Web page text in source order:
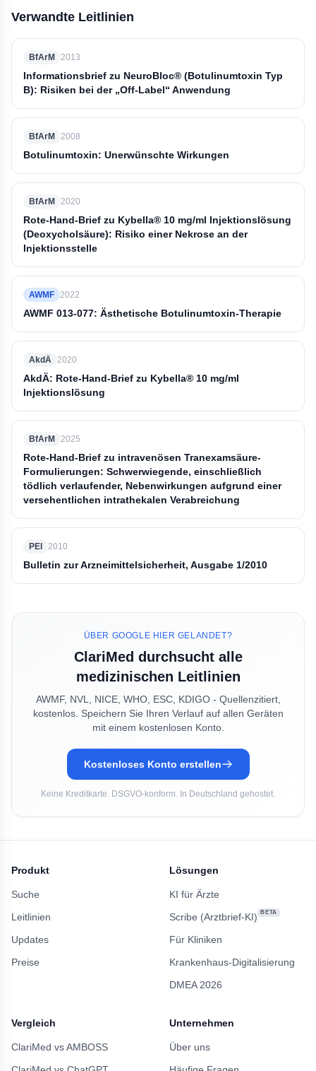
Verwandte Leitlinien
BfArM 2013
Informationsbrief zu NeuroBloc® (Botulinumtoxin Typ
B): Risiken bei der „Off-Label“ Anwendung
BfArM 2008
Botulinumtoxin: Unerwünschte Wirkungen
BfArM 2020
Rote-Hand-Brief zu Kybella® 10 mg/ml Injektionslösung
(Deoxycholsäure): Risiko einer Nekrose an der
Injektionsstelle
AWMF 2022
AWMF 013-077: Ästhetische Botulinumtoxin-Therapie
AkdÄ 2020
AkdÄ: Rote-Hand-Brief zu Kybella® 10 mg/ml
Injektionslösung
BfArM 2025
Rote-Hand-Brief zu intravenösen Tranexamsäure-
Formulierungen: Schwerwiegende, einschließlich
tödlich verlaufender, Nebenwirkungen aufgrund einer
versehentlichen intrathekalen Verabreichung
PEI 2010
Bulletin zur Arzneimittelsicherheit, Ausgabe 1/2010
ÜBER GOOGLE HIER GELANDET?
ClariMed durchsucht alle
medizinischen Leitlinien
AWMF, NVL, NICE, WHO, ESC, KDIGO - Quellenzitiert,
kostenlos. Speichern Sie Ihren Verlauf auf allen Geräten
mit einem kostenlosen Konto.
Kostenloses Konto erstellen
Keine Kreditkarte. DSGVO-konform. In Deutschland gehostet.
Produkt
Suche
Leitlinien
Updates
Preise
Lösungen
KI für Ärzte
Scribe (Arztbrief-KI)
BETA
Für Kliniken
Krankenhaus-Digitalisierung
DMEA 2026
Vergleich
ClariMed vs AMBOSS
Unternehmen
Über uns